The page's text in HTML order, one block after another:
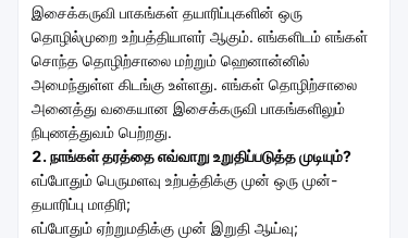
இசைக்கருவி பாகங்கள் தயாரிப்புகளின் ஒரு
தொழில்முறை உற்பத்தியாளர் ஆகும். எங்களிடம் எங்கள்
சொந்த தொழிற்சாலை மற்றும் ஹெனான்னில்
அமைந்துள்ள கிடங்கு உள்ளது. எங்கள் தொழிற்சாலை
அனைத்து வகையான இசைக்கருவி பாகங்களிலும்
நிபுணத்துவம் பெற்றது.
2. நாங்கள் தரத்தை எவ்வாறு உறுதிப்படுத்த முடியும்?
எப்போதும் பெருமளவு உற்பத்திக்கு முன் ஒரு முன்-
தயாரிப்பு மாதிரி;
எப்போதும் ஏற்றுமதிக்கு முன் இறுதி ஆய்வு;